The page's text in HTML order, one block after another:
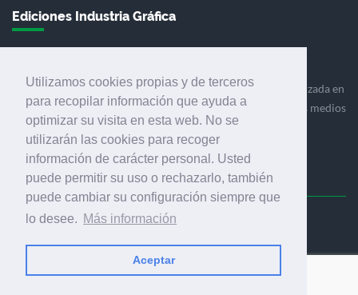
Utilizamos cookies propias y de terceros
para recopilar información que ayuda a
optimizar su visita en esta web. No se
utilizarán las cookies para recoger
información de carácter personal. Usted
puede permitir su uso o rechazarlo, también
puede cambiar su configuración siempre que
lo desee. Más información
Aceptar
Ediciones Industria Gráfica
Ediciones Industria Gráfica es una empresa editora especializada en
el mercado de la comunicación gráfica que engloba diversos medios
profesionales especializados en el mercado gráfico, la
comunicación visual y el envasado.
Ediciones Industria Gráfica, S.C.P.
Calle Fluvià 257, bajos, 08020 Barcelona (España)